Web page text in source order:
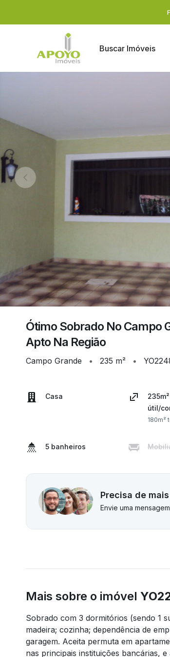
Buscar Imóveis
Ótimo Sobrado No Campo
Apto Na Região
Campo Grande • 235 m² •
Casa
235m²
útil/
180m²
5 banheiros
Precisa de
Envie uma
Mais sobre o imóvel
Sobrado com 3 dormitórios (sendo 1
madeira; cozinha; dependência de
garagem. Aceita permuta em
nas principais instituições bancárias,